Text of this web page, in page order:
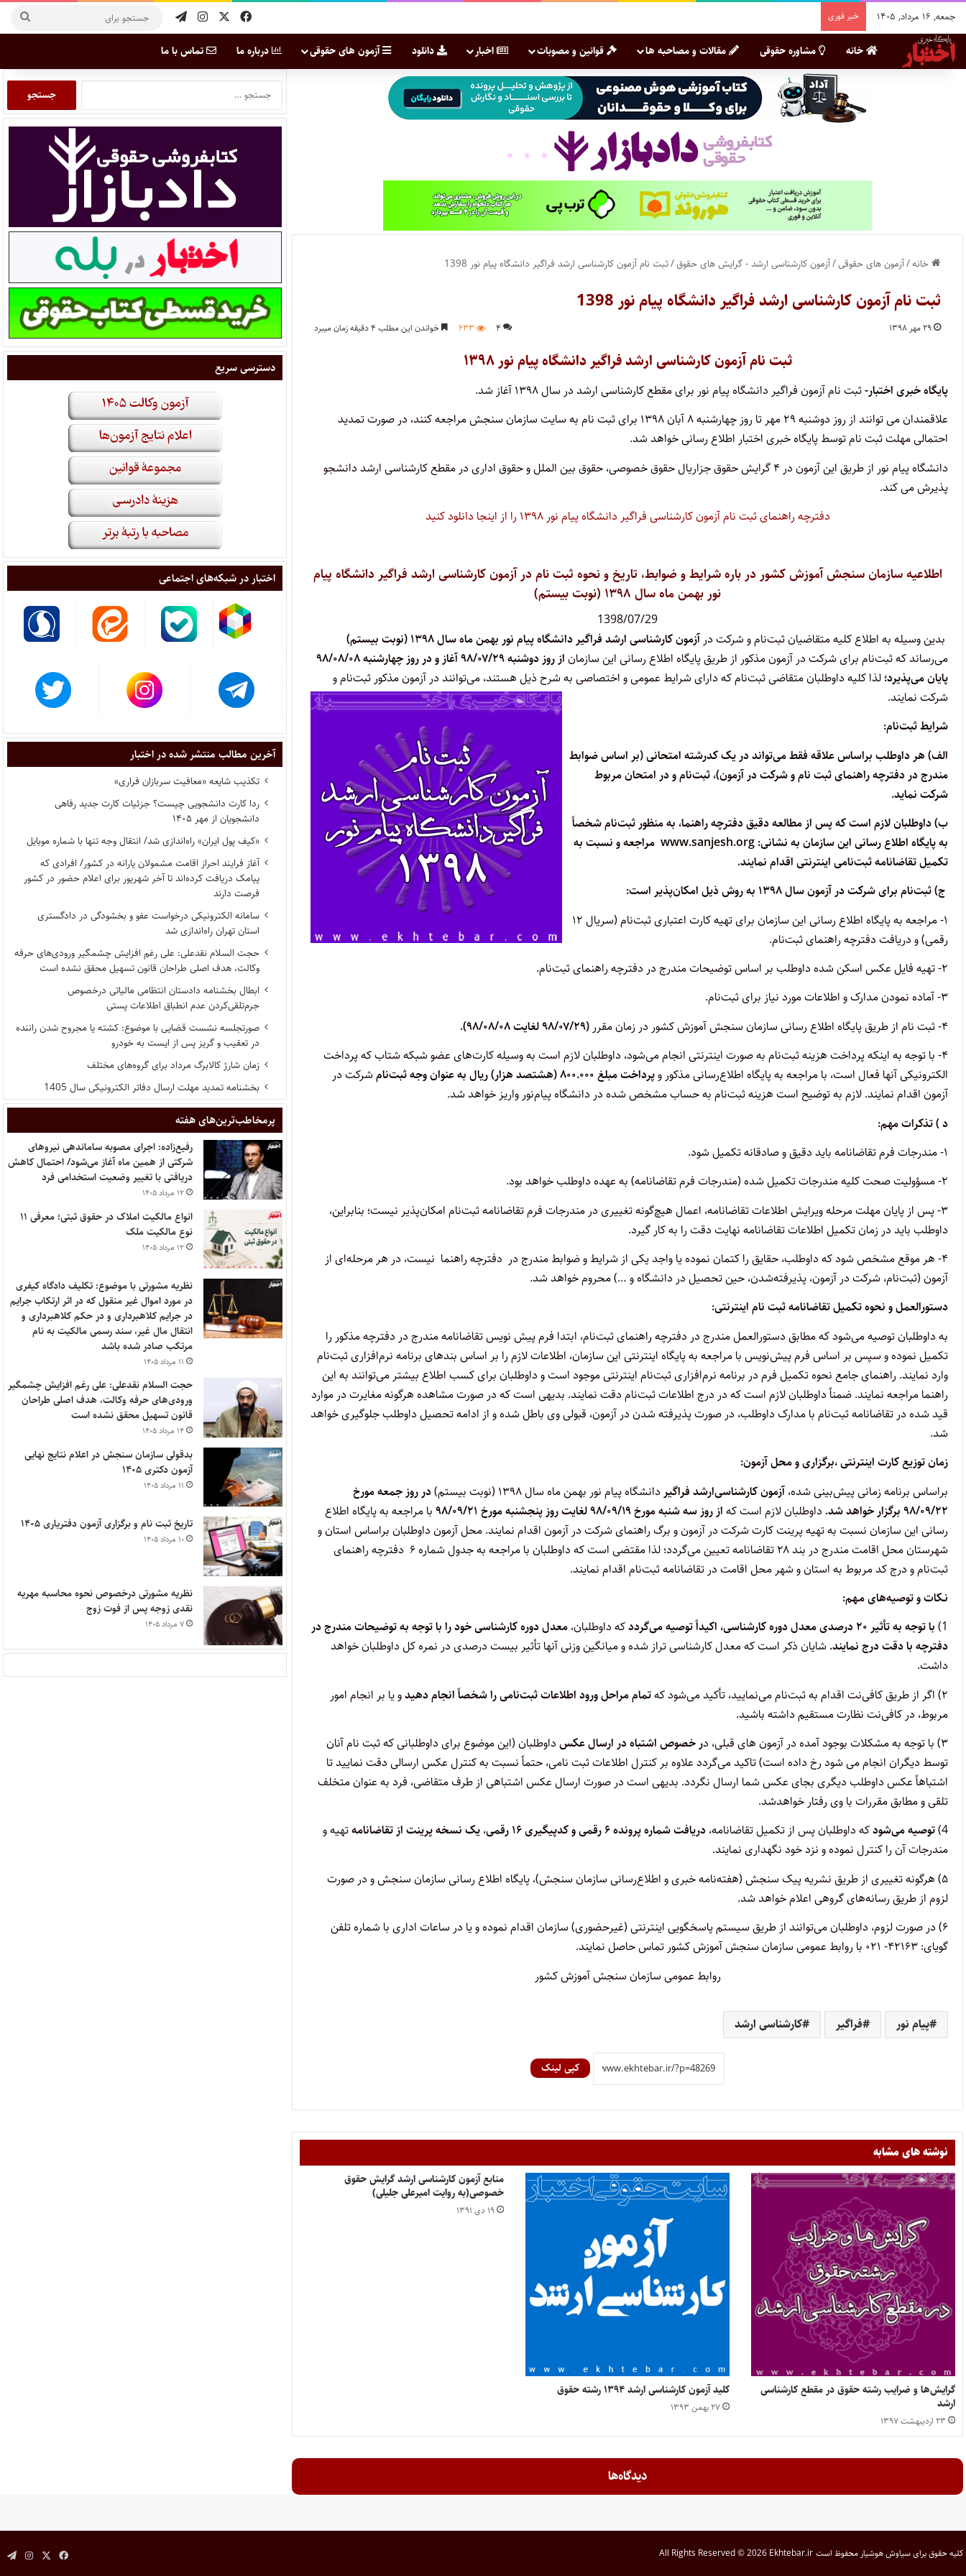
جمعه, ۱۶ مرداد, ۱۴۰۵ خبر فوری
خانه مشاوره حقوقی مقالات و مصاحبه ها قوانین و مصوبات اخبار دانلود آزمون های حقوقی درباره ما تماس با ما
خانه/آزمون های حقوقی/آزمون کارشناسی ارشد - گرایش های حقوق/ثبت نام آزمون کارشناسی ارشد فراگیر دانشگاه پیام نور 1398
ثبت نام آزمون کارشناسی ارشد فراگیر دانشگاه پیام نور 1398
۲۹ مهر ۱۳۹۸ ۴ ۶۳۳ خواندن این مطلب ۴ دقیقه زمان میبرد
ثبت نام آزمون کارشناسی ارشد فراگیر دانشگاه پیام نور ۱۳۹۸
پایگاه خبری اختبار-ثبت نام آزمون فراگیر دانشگاه پیام نور برای مقطع کارشناسی ارشد در سال ۱۳۹۸ آغاز شد.
علاقمندان می توانند از روز دوشنبه ۲۹ مهر تا روز چهارشنبه ۸ آبان ۱۳۹۸ برای ثبت نام به سایت سازمان سنجش مراجعه کنند، در صورت تمدید
احتمالی مهلت ثبت نام توسط پایگاه خبری اختبار اطلاع رسانی خواهد شد.
دانشگاه پیام نور از طریق این آزمون در ۴ گرایش حقوق جزاریال حقوق خصوصی، حقوق بین الملل و حقوق اداری در مقطع کارشناسی ارشد دانشجو
پذیرش می کند.
دفترچه راهنمای ثبت نام آزمون کارشناسی فراگیر دانشگاه پیام نور ۱۳۹۸ را از اینجا دانلود کنید
اطلاعیه سازمان سنجش آموزش کشور در باره شرایط و ضوابط، تاریخ و نحوه ثبت نام در آزمون کارشناسی ارشد فراگیر دانشگاه پیام
نور بهمن ماه سال ۱۳۹۸ (نوبت بیستم)
1398/07/29
بدین وسیله به اطلاع کلیه متقاضیان ثبت‌نام و شرکت درآزمون کارشناسی ارشد فراگیر دانشگاه پیام نور بهمن ماه سال ۱۳۹۸ (نوبت بیستم)
می‌رساند که ثبت‌نام برای شرکت در آزمون مذکور از طریق پایگاه اطلاع رسانی این سازمان
از روز دوشنبه ۹۸/۰۷/۲۹ آغاز و در روز چهارشنبه ۹۸/۰۸/۰۸
پایان می‌پذیرد؛ لذا کلیه داوطلبان متقاضی ثبت‌نام که دارای شرایط عمومی و اختصاصی به شرح ذیل هستند، می‌توانند در آزمون مذکور ثبت‌نام و
شرکت نمایند.
شرایط ثبت‌نام:
الف) هر داوطلب ‌براساس ‌علاقه ‌فقط می‌تواند در یک کدرشته‌ امتحانی (بر اساس ضوابط
مندرج در دفترچه راهنمای ثبت نام و شرکت در آزمون)‌، ثبت‌نام‌ و در امتحان مربوط
شرکت‌ نماید.
ب)داوطلبان لازم است که پس از مطالعه دقیق دفترچه راهنما، به ‌منظور ثبت‌نام‌ شخصاً
به پایگاه اطلاع رسانی این سازمان به نشانی: www.sanjesh.org مراجعه و نسبت به
تکمیل تقاضانامه ثبت‌نامی اینترنتی اقدام نمایند.
ج)ثبت‌نام‌ برای‌ شرکت‌ در آزمون ‌سال ۱۳۹۸ به روش ذیل امکان‌پذیر است:
۱- مراجعه به پایگاه اطلاع رسانی این سازمان برای تهیه کارت اعتباری ثبت‌نام (سریال ۱۲
رقمی) و دریافت دفترچه راهنمای ثبت‌نام.
۲- تهیه فایل عکس اسکن شده داوطلب بر اساس توضیحات مندرج در دفترچه راهنمای ثبت‌نام.
۳- آماده نمودن مدارک و اطلاعات مورد نیاز برای ثبت‌نام.
۴- ثبت نام از طریق پایگاه اطلاع رسانی سازمان سنجش آموزش کشور در زمان مقرر
(۹۸/۰۷/۲۹ لغایت ۹۸/۰۸/۰۸).
۴- با توجه به اینکه پرداخت هزینه ثبت‌نام به صورت اینترنتی انجام می‌‌شود، داوطلبان لازم است به وسیله کارت‌های عضو شبکه شتاب که پرداخت
الکترونیکی آنها فعال است، با مراجعه به پایگاه اطلاع‌رسانی مذکور وپرداخت مبلغ ۸۰۰.۰۰۰ (هشتصد هزار) ریال به عنوان وجه ثبت‌نام
شرکت در
آزمون اقدام نمایند. لازم به توضیح است هزینه ثبت‌نام به حساب مشخص شده در دانشگاه پیام‌نور واریز خواهد شد.
د‍ ) تذکرات‌ مهم:
۱- مندرجات فرم تقاضانامه باید دقیق و صادقانه تکمیل شود.
۲- مسؤولیت‌ صحت‌ کلیه‌ مندرجات‌ تکمیل‌ شده‌ (مندرجات‌ فرم‌ تقاضانامه) به‌ عهده‌ داوطلب‌ خواهد بود.
۳- پس از پایان مهلت مرحله ویرایش اطلاعات تقاضانامه، اعمال هیچ‌گونه تغییری در مندرجات فرم‌ تقاضانامه‌ ثبت‌نام امکان‌پذیر نیست؛ بنابراین،‌
داوطلب‌ باید در زمان تکمیل اطلاعات تقاضانامه نهایت دقت را به کار گیرد.
۴- هر موقع‌ مشخص‌ شود که‌ داوطلب،‌ حقایق‌ را کتمان‌ نموده‌ یا واجد یکی‌ از شرایط و ضوابط مندرج‌ در دفترچه‌ راهنما نیست، در هر مرحله‌ای‌ از
آزمون‌ (ثبت‌نام‌، شرکت‌ در آزمون‌، پذیرفته‌شدن‌، حین‌ تحصیل‌ در دانشگاه ‌و …) محروم‌ خواهد شد.
دستورالعمل و نحوه تکمیل تقاضانامه ثبت نام اینترنتی:
به داوطلبان توصیه می‌شود که مطابق دستورالعمل مندرج در دفترچه راهنمای ثبت‌نام، ابتدا فرم پیش نویس تقاضانامه مندرج در دفترچه مذکور را
تکمیل نموده و سپس بر اساس فرم پیش‌نویس با مراجعه به پایگاه اینترنتی این سازمان، اطلاعات لازم را بر اساس بندهای برنامه نرم‌افزاری ثبت‌نام
وارد نمایند. راهنمای جامع نحوه تکمیل فرم در برنامه نرم‌افزاری ثبت‌نام اینترنتی موجود است و داوطلبان برای کسب اطلاع بیشتر می‌توانند به این
راهنما مراجعه نمایند. ضمناً داوطلبان لازم است که در درج اطلاعات ثبت‌نام دقت نمایند. بدیهی است که در صورت مشاهده هرگونه مغایرت در موارد
قید شده در تقاضانامه ثبت‌نام با مدارک داوطلب، در صورت پذیرفته شدن در آزمون، قبولی وی باطل شده و از ادامه تحصیل داوطلب جلوگیری خواهد
شد.
زمان توزیع کارت اینترنتی ،برگزاری و محل آزمون:
براساس برنامه زمانی پیش‌بینی شده،آزمون کارشناسی‌ارشد فراگیر دانشگاه پیام نور بهمن ماه سال ۱۳۹۸ (نوبت بیستم)
در روز جمعه مورخ
۹۸/۰۹/۲۲ برگزار خواهد شد.
داوطلبان لازم است که از روز سه ‌شنبه مورخ ۹۸/۰۹/۱۹ لغایت روز پنجشنبه مورخ ۹۸/۰۹/۲۱
با مراجعه به پایگاه اطلاع
رسانی این سازمان نسبت به تهیه پرینت کارت شرکت در آزمون و برگ راهنمای شرکت در آزمون اقدام نمایند. محل آزمون داوطلبان براساس استان و
شهرستان محل اقامت مندرج در بند ۲۸ تقاضانامه تعیین می‌گردد؛ لذا مقتضی است که داوطلبان با مراجعه به جدول شماره ۶ دفترچه راهنمای
ثبت‌نام و درج کد مربوط به استان و شهر محل اقامت در تقاضانامه ثبت‌نام اقدام نمایند.
نـکات و توصیه‌های‌ مـهم‌:
1) با توجه به تأثیر ۲۰ درصدی معدل دوره‌ کارشناسی، اکیداً توصیه می‌گرددکه داوطلبان، معدل دوره کارشناسی خود را با توجه به توضیحات مندرج در
دفترچه با دقت درج نمایند. شایان ذکر است که معدل کارشناسی تراز شده و میانگین وزنی آنها تأثیر بیست درصدی در نمره کل داوطلبان خواهد
داشت.
۲) اگر از طریق کافی‌نت اقدام به ثبت‌نام می‌نمایید، تأکید می‌شود که
تمام مراحل ورود اطلاعات ثبت‌نامی را شخصاً انجام دهیدو یا بر انجام امور
مربوط، در کافی‌نت نظارت مستقیم داشته باشید.
۳) با توجه به مشکلات بوجود آمده در آزمون های قبلی، د
ر خصوص اشتباه در ارسال عکسداوطلبان (این موضوع برای داوطلبانی که ثبت نام آنان
توسط دیگران انجام می شود رخ داده است) تاکید می‌گردد علاوه بر کنترل اطلاعات ثبت نامی، حتماً نسبت به کنترل عکس ارسالی دقت نمایید تا
اشتباهاً عکس داوطلب دیگری بجای عکس شما ارسال نگردد. بدیهی است در صورت ارسال عکس اشتباهی از طرف متقاضی، فرد به عنوان متخلف
تلقی و مطابق مقررات با وی رفتار خواهدشد.
4) توصیه‌ می‌شودکه داوطلبان پس از تکمیل تقاضانامه، دریافت شماره پرونده ۶ رقمی و کدپیگیری ۱۶ رقمی ، یک نسخه پرینت از تقاضانامهتهیه و
مندرجات آن را کنترل نموده و نزد خود نگهداری نمایند.
۵) هرگونه‌ تغییری‌ از طریق‌ نشریه پیک‌ سنجش‌ (هفته‌نامه خبری‌ و اطلاع‌رسانی‌ سازمان ‌سنجش‌)، پایگاه اطلاع رسانی سازمان سنجش و در صورت
لزوم ‌از طریق رسانه‌های گروهی ‌اعلام ‌خواهد شد.
۶) در صورت‌ لزوم‌، داوطلبان می‌توانند از طریق سیستم پاسخگویی اینترنتی (غیرحضوری) سازمان اقدام نموده و یا در ساعات اداری با شماره تلفن
گویای: ۴۲۱۶۳- ۰۲۱ با روابط عمومی ‌سازمان‌ سنجش‌ آموزش‌ کشور تماس‌ حاصل‌ نمایند.
روابط عمومی سازمان سنجش آموزش کشور
پیام نور فراگیر کارشناسی ارشد
کپی لینک
نوشته های مشابه
گرایش‌ها و ضرایب رشته حقوق در مقطع کارشناسی
ارشد
۲۳ اردیبهشت ۱۳۹۷
کلید آزمون کارشناسی ارشد ۱۳۹۴ رشته حقوق
۲۷ بهمن ۱۳۹۳
منابع آزمون کارشناسی ارشد گرایش حقوق
خصوصی(به روایت امیرعلی جلیلی)
۱۹ دی ۱۳۹۱
دیدگاه‌ها
دسترسی سریع
اختبار در شبکه‌های اجتماعی
آخرین مطالب منتشر شده در اختبار
تکذیب شایعه «معافیت سربازان فراری»
ردا کارت دانشجویی چیست؟ جزئیات کارت جدید رفاهی
دانشجویان از مهر ۱۴۰۵
«کیف پول ایران» راه‌اندازی شد/ انتقال وجه تنها با شماره موبایل
آغاز فرایند احراز اقامت مشمولان یارانه در کشور/ افرادی که
پیامک دریافت کرده‌اند تا آخر شهریور برای اعلام حضور در کشور
فرصت دارند
سامانه الکترونیکی درخواست عفو و بخشودگی در دادگستری
استان تهران راه‌اندازی شد
حجت السلام نقدعلی: علی رغم افزایش چشمگیر ورودی‌های حرفه
وکالت، هدف اصلی طراحان قانون تسهیل محقق نشده است
ابطال بخشنامه دادستان انتظامی مالیاتی درخصوص
جرم‌تلقی‌کردن عدم انطباق اطلاعات پستی
صورتجلسه نشست قضایی با موضوع: کشته یا مجروح شدن راننده
در تعقیب و گریز پس از ایست به خودرو
زمان شارژ کالابرگ مرداد برای گروه‌های مختلف
بخشنامه تمدید مهلت ارسال دفاتر الکترونیکی سال 1405
پر‌مخاطب‌ترین‌های هفته
رفیع‌زاده: اجرای مصوبه ساماندهی نیروهای
شرکتی از همین ماه آغاز می‌شود/ احتمال کاهش
دریافتی با تغییر وضعیت استخدامی فرد
۱۲ مرداد ۱۴۰۵
انواع مالکیت املاک در حقوق ثبتی؛ معرفی ۱۱
نوع مالکیت ملک
۱۲ مرداد ۱۴۰۵
نظریه مشورتی با موضوع: تکلیف دادگاه کیفری
در مورد اموال غیر منقول که در اثر ارتکاب جرایم
در جرایم کلاهبرداری و در حکم کلاهبرداری و
انتقال مال غیر، سند رسمی مالکیت به نام
مرتکب صادر شده باشد
۱۱ مرداد ۱۴۰۵
حجت السلام نقدعلی: علی رغم افزایش چشمگیر
ورودی‌های حرفه وکالت، هدف اصلی طراحان
قانون تسهیل محقق نشده است
۱۴ مرداد ۱۴۰۵
بدقولی سازمان سنجش در اعلام نتایج نهایی
آزمون دکتری ۱۴۰۵
۱۱ مرداد ۱۴۰۵
تاریخ ثبت نام و برگزاری آزمون دفتریاری ۱۴۰۵
۱۰ مرداد ۱۴۰۵
نظریه مشورتی درخصوص نحوه محاسبه مهریه
نقدی زوجه پس از فوت زوج
۷ مرداد ۱۴۰۵
کلیه حقوق برایسیاوش هوشیار محفوظ است All Rights Reserved © 2026 Ekhtebar.ir